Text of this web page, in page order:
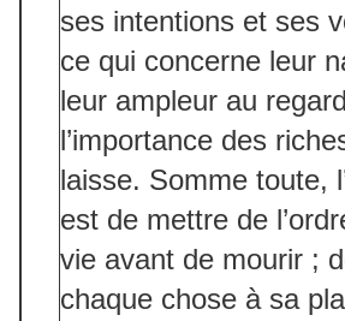
ses intentions et ses
ce qui concerne leur
leur ampleur au
l’importance des
laisse. Somme toute,
est de mettre de
vie avant de mourir ;
chaque chose à sa